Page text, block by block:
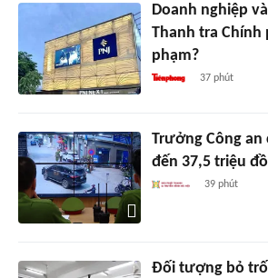
Doanh nghiệp
Thanh tra Chính
phạm?
37 phút
Trưởng Công
đến 37,5 triệu
39 phút
Đối tượng bỏ